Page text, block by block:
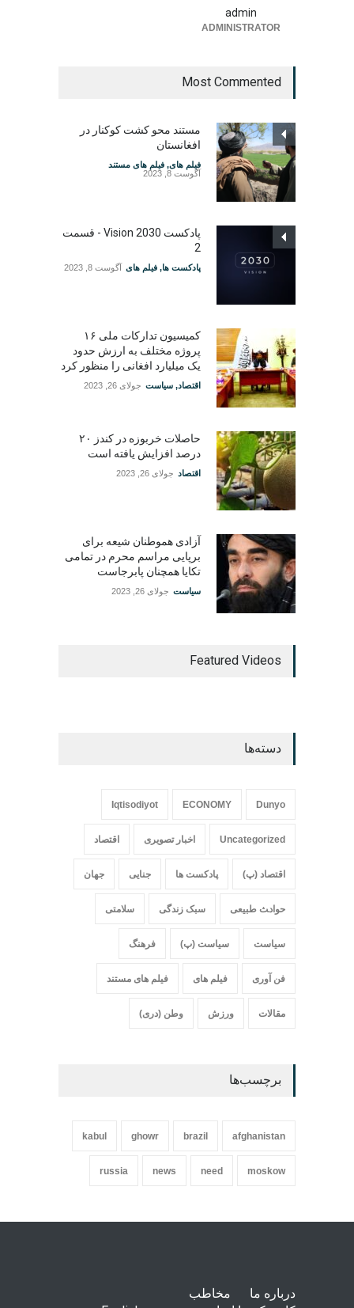
admin
ADMINISTRATOR
Most Commented
مستند محو کشت کوکنار در
افغانستان
فیلم های, فیلم های مستند
آگوست 8, 2023
پادکست Vision 2030 - قسمت
2
پادکست ها, فیلم های آگوست 8, 2023
کمیسیون تدارکات ملی ۱۶
پروژه مختلف به ارزش حدود
یک میلیارد افغانی را منظور کرد
اقتصاد, سیاست جولای 26, 2023
حاصلات خربوزه در کندز ۲۰
درصد افزایش یافته است
اقتصاد جولای 26, 2023
آزادی هموطنان شیعه برای
برپایی مراسم محرم در تمامی
تکایا همچنان پابرجاست
سیاست جولای 26, 2023
Featured Videos
دسته‌ها
Dunyo
ECONOMY
Iqtisodiyot
Uncategorized اخبار تصویری اقتصاد
اقتصاد (پ) پادکست ها جنایی جهان
حواد‍‍‍ث طبیعی سبک زندگی سلامتی
سیاست سیاست (پ) فرهنگ
فن آوری فیلم های فیلم های مستند
مقالات ورزش وطن (دری)
برچسب‌ها
afghanistan
brazil
ghowr
kabul
moskow
need
news
russia
درباره ما
مخاطب